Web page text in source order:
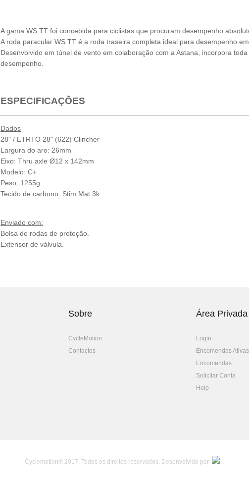
A gama WS TT foi concebida para ciclistas que procuram desempenho
A roda paracular WS TT é a roda traseira completa ideal para desempenho
Desenvolvido em túnel de vento em colaboração com a Astana, incorpora
desempenho.
ESPECIFICAÇÕES
Dados
28" / ETRTO 28" (622) Clincher
Largura do aro: 26mm
Eixo: Thru axle Ø12 x 142mm
Modelo: C+
Peso: 1255g
Tecido de carbono: Stim Mat 3k
Enviado com:
Bolsa de rodas de proteção.
Extensor de válvula.
Sobre
CycleMotion
Contactos
Área Privada
Login
Encomendas Ativas
Encomendas
Solicitar Conta
Help
Cyclemotion® 2017, Todos os direitos reservados. Desenvolvido por